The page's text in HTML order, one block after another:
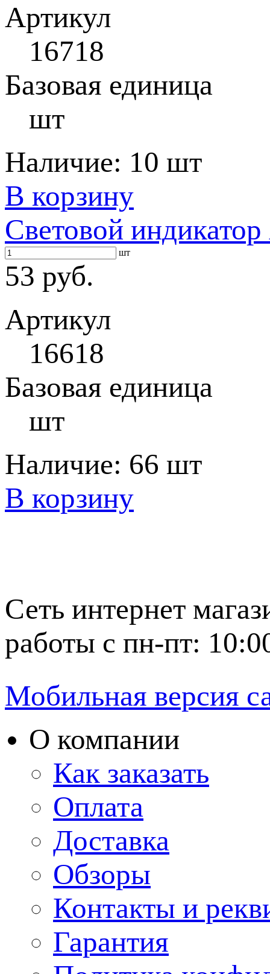
Артикул
16718
Базовая единица
шт
Наличие: 10 шт
В корзину
Световой
шт
53 руб.
Артикул
16618
Базовая единица
шт
Наличие: 66 шт
В корзину
Сеть интернет
работы с пн-пт:
Мобильная версия
О компании
Как заказать
Оплата
Доставка
Обзоры
Контакты и
Гарантия